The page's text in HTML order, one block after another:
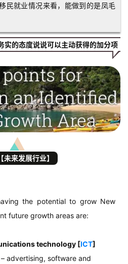
民就业情况来看，能做到的是凤毛
实的态度说说可以主动获得的加分项
未来发展行业】
the potential to grow New
future growth areas are:
technology [ICT]
– advertising, software and